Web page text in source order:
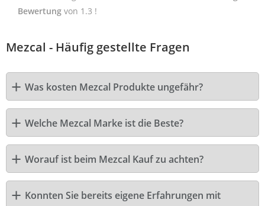
Bewertung von 1.3 !
Mezcal - Häufig gestellte Fragen
Was kosten Mezcal Produkte ungefähr?
Welche Mezcal Marke ist die Beste?
Worauf ist beim Mezcal Kauf zu achten?
Konnten Sie bereits eigene Erfahrungen mit